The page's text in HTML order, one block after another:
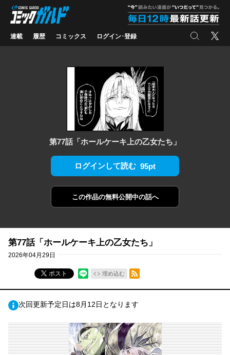
コミックガルド
連載 履歴 コミックス ログイン･登録 検索 X
第77話「ホールケーキ上の乙女たち」
ログインして読む 95pt
この作品の無料公開中の話へ
第77話「ホールケーキ上の乙女たち」
2026年04月29日
ポスト 埋め込む
RSSフィード
次回更新予定日は8月12日となります